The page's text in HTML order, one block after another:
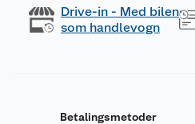
Drive-in - Med bilen
som handlevogn
Betalingsmetoder